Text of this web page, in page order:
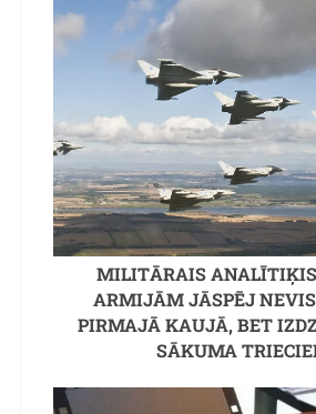
MILITĀRAIS
ARMIJĀM JĀSPĒJ
PIRMAJĀ KAUJĀ, BET
SĀKUMA